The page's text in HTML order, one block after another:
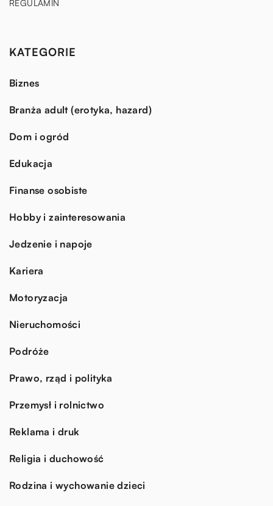
REGULAMIN
KATEGORIE
Biznes
Branża adult (erotyka, hazard)
Dom i ogród
Edukacja
Finanse osobiste
Hobby i zainteresowania
Jedzenie i napoje
Kariera
Motoryzacja
Nieruchomości
Podróże
Prawo, rząd i polityka
Przemysł i rolnictwo
Reklama i druk
Religia i duchowość
Rodzina i wychowanie dzieci